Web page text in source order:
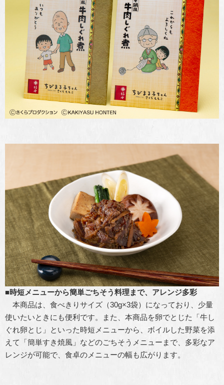
■時短メニューから簡単ごちそう料理まで、アレンジ多彩
本商品は、食べきりサイズ（30g×3袋）になっており、少量
使いたいときにも便利です。また、本商品を卵でとじた「牛し
ぐれ卵とじ」といった時短メニューから、ボイルした野菜を添
えて「簡単すき焼風」などのごちそうメニューまで、多彩なア
レンジが可能で、食卓のメニューの幅も広がります。